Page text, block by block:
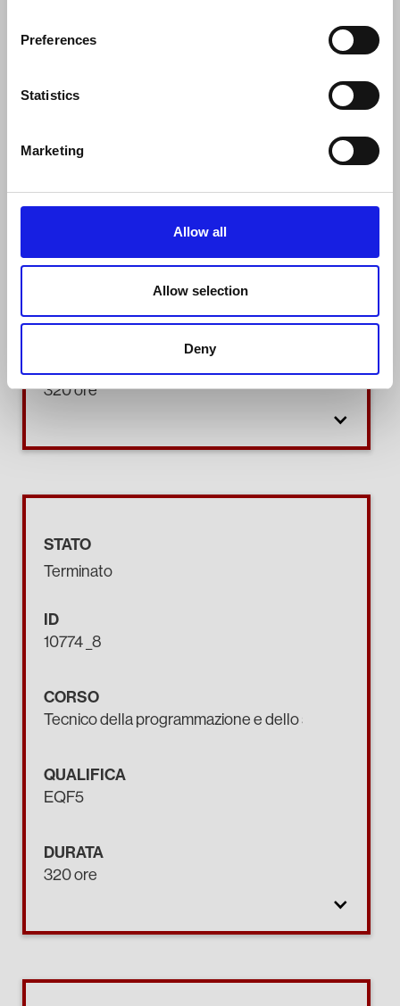
Preferences
Statistics
Marketing
Allow all
Allow selection
Deny
Terminato
10774 _7
CORSO
Tecnico della programmazione e dello sviluppo di
EQF5
320 ore
STATO
Terminato
ID
10774 _8
CORSO
Tecnico della programmazione e dello sviluppo di
QUALIFICA
EQF5
DURATA
320 ore